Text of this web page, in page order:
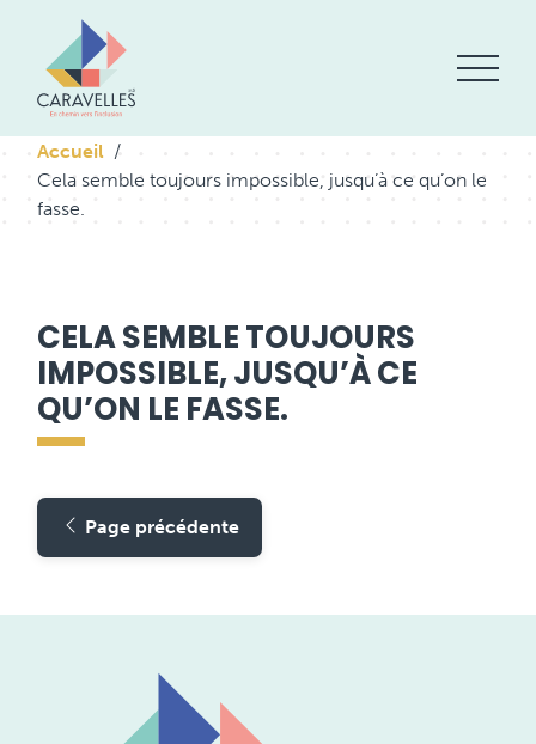
Accueil
Cela semble toujours impossible, jusqu’à ce qu’on le
fasse.
CELA SEMBLE TOUJOURS
IMPOSSIBLE, JUSQU’À CE
QU’ON LE FASSE.
Page précédente